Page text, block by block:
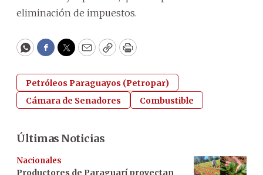
eliminación de impuestos.
WhatsApp
Facebook
Twitter
EmailCopyPrint
Petróleos Paraguayos (Petropar)
Cámara de Senadores
Combustible
Últimas Noticias
Nacionales
Productores de Paraguarí proyectan